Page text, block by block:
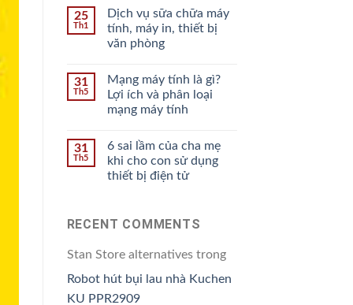
25
Th1
Dịch vụ sữa chữa máy
tính, máy in, thiết bị
văn phòng
31
Th5
Mạng máy tính là gì?
Lợi ích và phân loại
mạng máy tính
31
Th5
6 sai lầm của cha mẹ
khi cho con sử dụng
thiết bị điện tử
RECENT COMMENTS
Stan Store alternativestrong
Robot hút bụi lau nhà Kuchen
KU PPR2909